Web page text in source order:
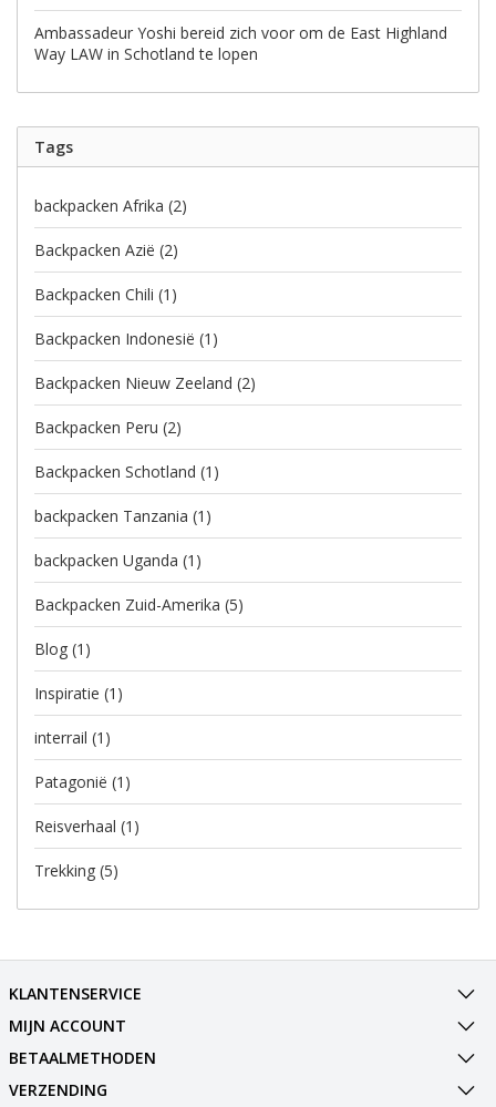
Ambassadeur Yoshi bereid zich voor om de East Highland
Way LAW in Schotland te lopen
Tags
backpacken Afrika (2)
Backpacken Azië (2)
Backpacken Chili (1)
Backpacken Indonesië (1)
Backpacken Nieuw Zeeland (2)
Backpacken Peru (2)
Backpacken Schotland (1)
backpacken Tanzania (1)
backpacken Uganda (1)
Backpacken Zuid-Amerika (5)
Blog (1)
Inspiratie (1)
interrail (1)
Patagonië (1)
Reisverhaal (1)
Trekking (5)
KLANTENSERVICE
MIJN ACCOUNT
BETAALMETHODEN
VERZENDING